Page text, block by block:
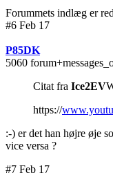
Forummets indlæg er
#6 Feb 17
P85DK
5060
Citat fra Ice2EV
https://
:-) er det han højre øje
vice versa ?
#7 Feb 17